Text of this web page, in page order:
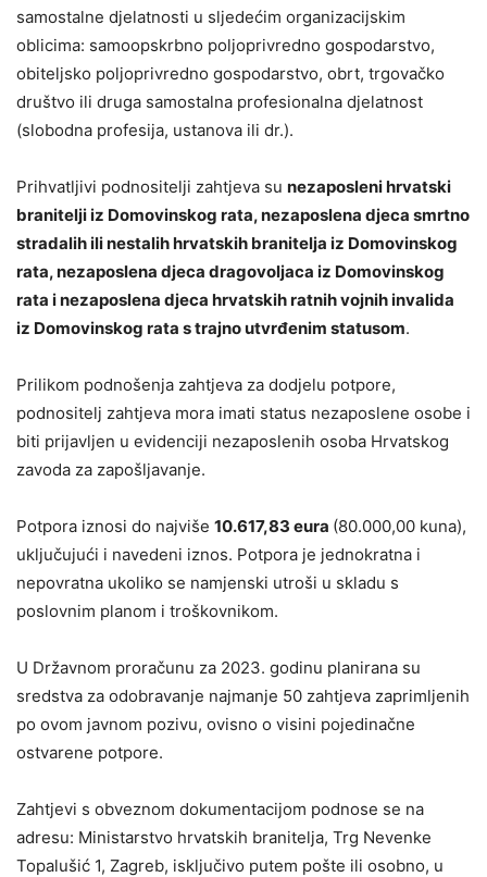
samostalne djelatnosti u sljedećim organizacijskim
oblicima: samoopskrbno poljoprivredno gospodarstvo,
obiteljsko poljoprivredno gospodarstvo, obrt, trgovačko
društvo ili druga samostalna profesionalna djelatnost
(slobodna profesija, ustanova ili dr.).
Prihvatljivi podnositelji zahtjeva su nezaposleni hrvatski
branitelji iz Domovinskog rata, nezaposlena djeca smrtno
stradalih ili nestalih hrvatskih branitelja iz Domovinskog
rata, nezaposlena djeca dragovoljaca iz Domovinskog
rata i nezaposlena djeca hrvatskih ratnih vojnih invalida
iz Domovinskog rata s trajno utvrđenim statusom.
Prilikom podnošenja zahtjeva za dodjelu potpore,
podnositelj zahtjeva mora imati status nezaposlene osobe i
biti prijavljen u evidenciji nezaposlenih osoba Hrvatskog
zavoda za zapošljavanje.
Potpora iznosi do najviše 10.617,83 eura (80.000,00 kuna),
uključujući i navedeni iznos. Potpora je jednokratna i
nepovratna ukoliko se namjenski utroši u skladu s
poslovnim planom i troškovnikom.
U Državnom proračunu za 2023. godinu planirana su
sredstva za odobravanje najmanje 50 zahtjeva zaprimljenih
po ovom javnom pozivu, ovisno o visini pojedinačne
ostvarene potpore.
Zahtjevi s obveznom dokumentacijom podnose se na
adresu: Ministarstvo hrvatskih branitelja, Trg Nevenke
Topalušić 1, Zagreb, isključivo putem pošte ili osobno, u